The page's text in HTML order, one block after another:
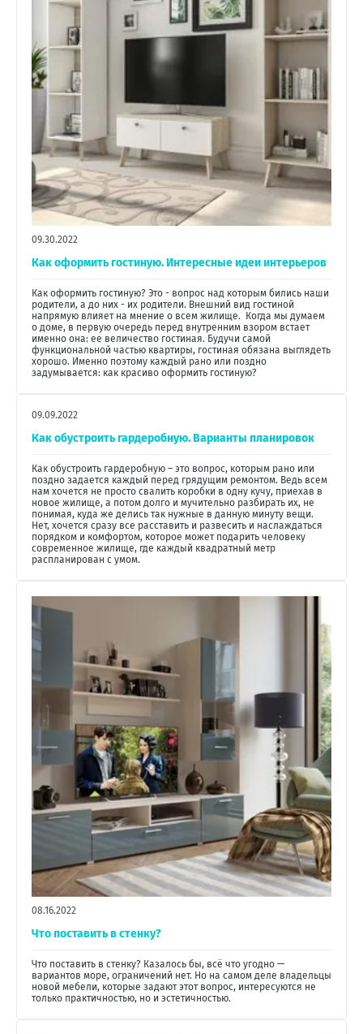
09.30.2022
Как оформить гостиную. Интересные идеи интерьеров
Как оформить гостиную? Это - вопрос над которым бились наши
родители, а до них - их родители. Внешний вид гостиной
напрямую влияет на мнение о всем жилище. Когда мы думаем
о доме, в первую очередь перед внутренним взором встает
именно она: ее величество гостиная. Будучи самой
функциональной частью квартиры, гостиная обязана выглядеть
хорошо. Именно поэтому каждый рано или поздно
задумывается: как красиво оформить гостиную?
09.09.2022
Как обустроить гардеробную. Варианты планировок
Как обустроить гардеробную – это вопрос, которым рано или
поздно задается каждый перед грядущим ремонтом. Ведь всем
нам хочется не просто свалить коробки в одну кучу, приехав в
новое жилище, а потом долго и мучительно разбирать их, не
понимая, куда же делись так нужные в данную минуту вещи.
Нет, хочется сразу все расставить и развесить и наслаждаться
порядком и комфортом, которое может подарить человеку
современное жилище, где каждый квадратный метр
распланирован с умом.
08.16.2022
Что поставить в стенку?
Что поставить в стенку? Казалось бы, всё что угодно —
вариантов море, ограничений нет. Но на самом деле владельцы
новой мебели, которые задают этот вопрос, интересуются не
только практичностью, но и эстетичностью.